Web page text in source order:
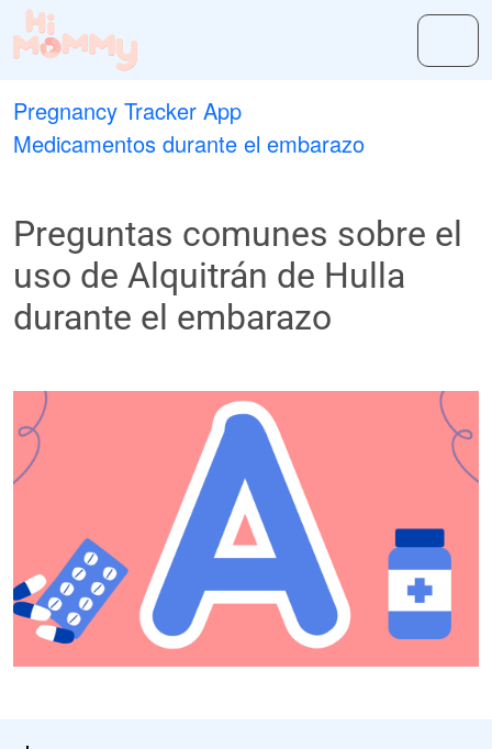
Pregnancy Tracker App
Medicamentos durante el embarazo
Preguntas comunes sobre el
uso de Alquitrán de Hulla
durante el embarazo